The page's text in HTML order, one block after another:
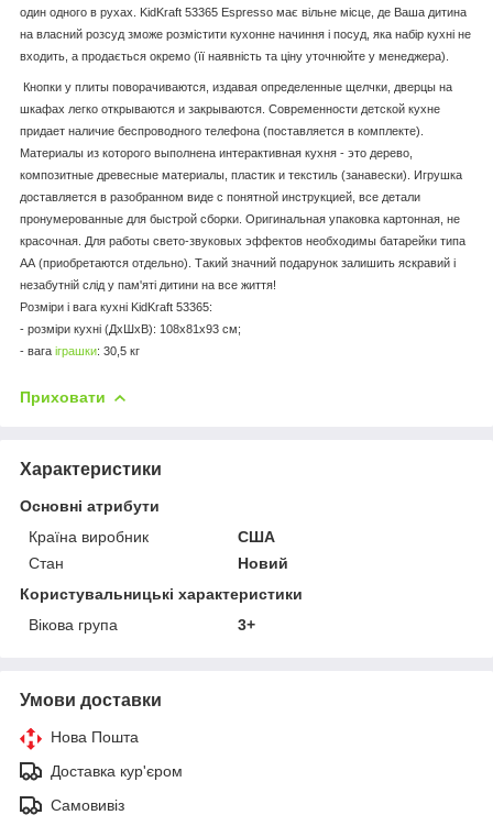
один одного в рухах. KidKraft 53365 Espresso має вільне місце, де Ваша дитина
на власний розсуд зможе розмістити кухонне начиння і посуд, яка набір кухні не
входить, а продається окремо (її наявність та ціну уточнюйте у менеджера).
Кнопки у плиты поворачиваются, издавая определенные щелчки, дверцы на
шкафах легко открываются и закрываются. Современности детской кухне
придает наличие беспроводного телефона (поставляется в комплекте).
Материалы из которого выполнена интерактивная кухня - это дерево,
композитные древесные материалы, пластик и текстиль (занавески). Игрушка
доставляется в разобранном виде с понятной инструкцией, все детали
пронумерованные для быстрой сборки. Оригинальная упаковка картонная, не
красочная. Для работы свето-звуковых эффектов необходимы батарейки типа
АА (приобретаются отдельно). Такий значний подарунок залишить яскравий і
незабутній слід у пам'яті дитини на все життя!
Розміри і вага кухні KidKraft 53365:
- розміри кухні (ДхШхВ): 108х81х93 см;
- вага іграшки: 30,5 кг
Приховати
Характеристики
Основні атрибути
Країна виробник
США
Стан
Новий
Користувальницькі характеристики
Вікова група
3+
Умови доставки
Нова Пошта
Доставка кур'єром
Самовивіз